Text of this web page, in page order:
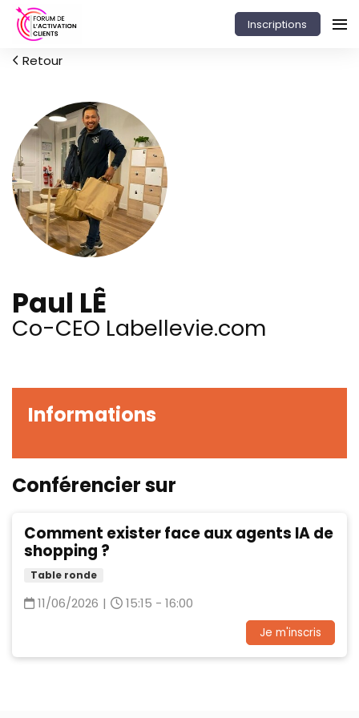
Inscriptions
Retour
Paul LÊ
Co-CEO Labellevie.com
Informations
Conférencier sur
Comment exister face aux agents IA de
shopping ?
Table ronde
11/06/2026 | 15:15 - 16:00
Je m'inscris